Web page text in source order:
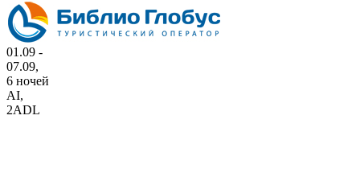
01.09 -
07.09,
6 ночей
AI,
2ADL